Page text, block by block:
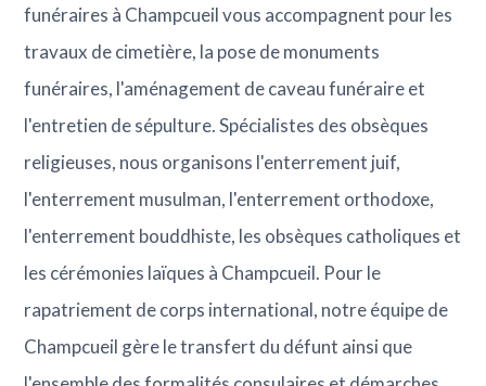
funéraires à Champcueil vous accompagnent pour les
travaux de cimetière, la pose de monuments
funéraires, l'aménagement de caveau funéraire et
l'entretien de sépulture. Spécialistes des obsèques
religieuses, nous organisons l'enterrement juif,
l'enterrement musulman, l'enterrement orthodoxe,
l'enterrement bouddhiste, les obsèques catholiques et
les cérémonies laïques à Champcueil. Pour le
rapatriement de corps international, notre équipe de
Champcueil gère le transfert du défunt ainsi que